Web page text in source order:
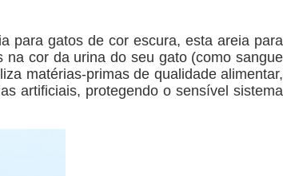
para gatos de cor escura, esta areia para
cor da urina do seu gato (como sangue
matérias-primas de qualidade alimentar,
artificiais, protegendo o sensível sistema